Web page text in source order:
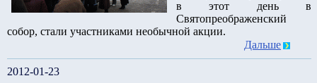
в этот день в
Святопреображенский
собор, стали участниками необычной акции.
Дальше
2012-01-23